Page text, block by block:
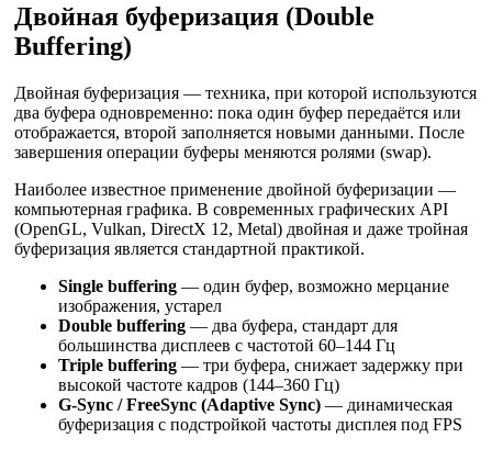
Двойная буферизация (Double
Buffering)
Двойная буферизация — техника, при которой используются
два буфера одновременно: пока один буфер передаётся или
отображается, второй заполняется новыми данными. После
завершения операции буферы меняются ролями (swap).
Наиболее известное применение двойной буферизации —
компьютерная графика. В современных графических API
(OpenGL, Vulkan, DirectX 12, Metal) двойная и даже тройная
буферизация является стандартной практикой.
Single buffering — один буфер, возможно мерцание
изображения, устарел
Double buffering — два буфера, стандарт для
большинства дисплеев с частотой 60–144 Гц
Triple buffering — три буфера, снижает задержку при
высокой частоте кадров (144–360 Гц)
G-Sync / FreeSync (Adaptive Sync) — динамическая
буферизация с подстройкой частоты дисплея под FPS